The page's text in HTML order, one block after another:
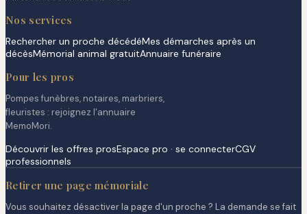
Nos services
Rechercher un proche décédéMes démarches après un
décèsMémorial animal gratuitAnnuaire funéraire
Pour les pros
Pompes funèbres, notaires, marbriers,
fleuristes : rejoignez l'annuaire
MemoMori.
Découvrir les offres prosEspace pro · se connecterCGV
professionnels
Retirer une page mémoriale
Vous souhaitez désactiver la page d'un proche ? La demande se fait